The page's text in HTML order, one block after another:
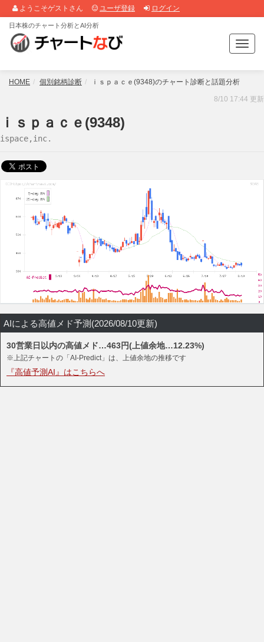
ようこそゲストさん ユーザ登録 ログイン
T
o
g
e
日本株のチャート分析とAI分析
HOME 個別銘柄診断 ｉｓｐａｃｅ(9348)のチャート診断と話題分析
8/10 17:44 更新
ｉｓｐａｃｅ(9348)
ispace,inc.
AIによる高値メド予測(2026/08/10更新)
30営業日以内の高値メド…463円(上値余地…12.23%)
※上記チャートの「AI-Predict」は、上値余地の推移です
『高値予測AI』はこちらへ